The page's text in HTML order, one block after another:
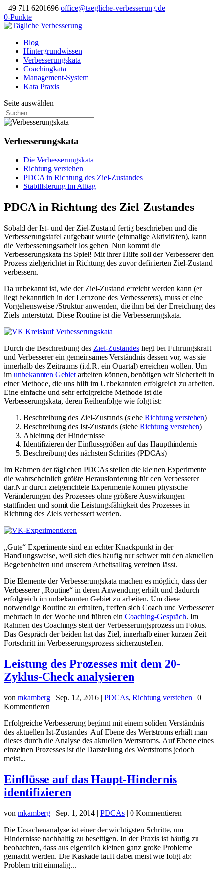
+49 711 6201696 office@taegliche-verbesserung.de
0-Punkte
Blog
Hintergrundwissen
Verbesserungskata
Coachingkata
Management-System
Kata Praxis
Seite auswählen
Verbesserungskata
Die Verbesserungskata
Richtung verstehen
PDCA in Richtung des Ziel-Zustandes
Stabilisierung im Alltag
PDCA in Richtung des Ziel-Zustandes
Sobald der Ist- und der Ziel-Zustand fertig beschrieben und die
Verbesserungstafel aufgebaut wurde (einmalige Aktivitäten), kann
die Verbesserungsarbeit los gehen. Nun kommt die
Verbesserungskata ins Spiel! Mit ihrer Hilfe soll der Verbesserer den
Prozess zielgerichtet in Richtung des zuvor definierten Ziel-Zustand
verbessern.
Da unbekannt ist, wie der Ziel-Zustand erreicht werden kann (er
liegt bekanntlich in der Lernzone des Verbesserers), muss er eine
Vorgehensweise /Struktur anwenden, die ihm bei der Erreichung des
Ziels unterstützt. Diese Routine ist die Verbesserungskata.
Durch die Beschreibung des Ziel-Zustandes liegt bei Führungskraft
und Verbesserer ein gemeinsames Verständnis dessen vor, was sie
innerhalb des Zeitraums (i.d.R. ein Quartal) erreichen wollen. Um
im unbekannten Gebiet arbeiten können, benötigen wir Sicherheit in
einer Methode, die uns hilft im Unbekannten erfolgreich zu arbeiten.
Eine einfache und sehr erfolgreiche Methode ist die
Verbesserungskata, deren Reihenfolge wie folgt ist:
Beschreibung des Ziel-Zustands (siehe Richtung verstehen)
Beschreibung des Ist-Zustands (siehe Richtung verstehen)
Ableitung der Hindernisse
Identifizieren der Einflussgrößen auf das Haupthindernis
Beschreibung des nächsten Schrittes (PDCAs)
Im Rahmen der täglichen PDCAs stellen die kleinen Experimente
die wahrscheinlich größte Herausforderung für den Verbesserer
dar.Nur durch zielgerichtete Experimente können physische
Veränderungen des Prozesses ohne größere Auswirkungen
stattfinden und somit die Leistungsfähigkeit des Prozesses in
Richtung des Ziels verbessert werden.
„Gute“ Experimente sind ein echter Knackpunkt in der
Handlungsweise, weil sich dies häufig nur schwer mit den aktuellen
Begebenheiten und unserem Arbeitsalltag vereinen lässt.
Die Elemente der Verbesserungskata machen es möglich, dass der
Verbesserer „Routine“ in deren Anwendung erhält und dadurch
erfolgreich im unbekannten Gebiet zu arbeiten. Um diese
notwendige Routine zu erhalten, treffen sich Coach und Verbesserer
mehrfach in der Woche und führen ein Coaching-Gespräch. Im
Rahmen des Coachings steht der Verbesserungsprozess im Fokus.
Das Gespräch der beiden hat das Ziel, innerhalb einer kurzen Zeit
Fortschritt im Verbesserungsprozess sicherzustellen.
Leistung des Prozesses mit dem 20-
Zyklus-Check analysieren
von mkamberg | Sep. 12, 2016 | PDCAs, Richtung verstehen | 0
Kommentieren
Erfolgreiche Verbesserung beginnt mit einem soliden Verständnis
des aktuellen Ist-Zustandes. Auf Ebene des Wertstroms erhält man
dieses durch die Analyse des aktuellen Wertstroms. Auf Ebene eines
einzelnen Prozesses ist die Darstellung des Wertstroms jedoch
meist...
Einflüsse auf das Haupt-Hindernis
identifizieren
von mkamberg | Sep. 1, 2014 | PDCAs | 0 Kommentieren
Die Ursachenanalyse ist einer der wichtigsten Schritte, um
Hindernisse nachhaltig zu beseitigen. In der Praxis ist häufig zu
beobachten, dass aus eigentlich kleinen ganz große Probleme
gemacht werden. Die Kaskade läuft dabei meist wie folgt ab:
Problem tritt einmalig...